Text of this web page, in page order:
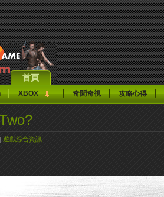
首頁
XBOX 奇聞奇視 攻略心得
遊戲綜合資訊